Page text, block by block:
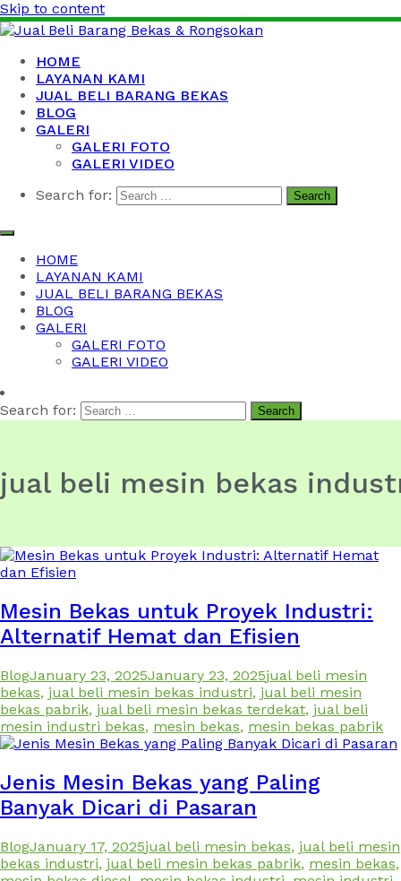
Skip to content
Jual Beli Barang Bekas & Rongsokan
Barang Bekas Kantor, Kabel Bekas, Besi Tua dan Logam
Bekas
HOME
LAYANAN KAMI
JUAL BELI BARANG BEKAS
BLOG
GALERI
GALERI FOTO
GALERI VIDEO
Search for:
HOME
LAYANAN KAMI
JUAL BELI BARANG BEKAS
BLOG
GALERI
GALERI FOTO
GALERI VIDEO
Search for:
jual beli mesin bekas
Mesin Bekas untuk Proyek Industri:
Alternatif Hemat dan Efisien
BlogJanuary 23, 2025January 23, 2025jual beli mesin
bekas, jual beli mesin bekas industri, jual beli mesin
bekas pabrik, jual beli mesin bekas terdekat, jual beli
mesin industri bekas, mesin bekas, mesin bekas pabrik
Jenis Mesin Bekas yang Paling
Banyak Dicari di Pasaran
BlogJanuary 17, 2025jual beli mesin bekas, jual beli mesin
bekas industri, jual beli mesin bekas pabrik, mesin bekas,